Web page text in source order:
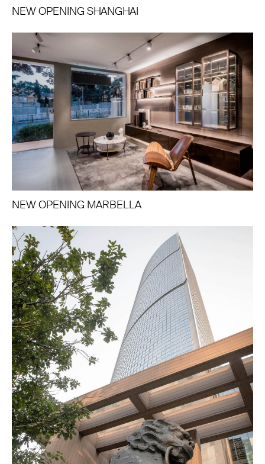
NEW OPENING SHANGHAI
NEW OPENING MARBELLA